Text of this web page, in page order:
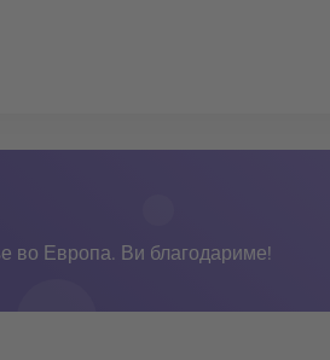
во Европа. Ви благодариме!